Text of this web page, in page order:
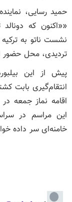
حمید رسایی،
««اکنون که
نشست ناتو به
تردیدی، محل حضور
پیش از این
انتقام‌گیری بابت
اقامه نماز جمعه
این مراسم در
خامنه‌ای سر داده